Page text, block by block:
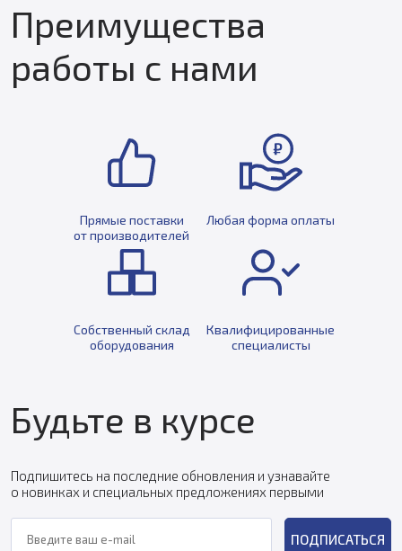
Преимущества
работы с нами
Прямые поставки
от производителей
Любая форма оплаты
Собственный склад
оборудования
Квалифицированные
специалисты
Будьте в курсе
Подпишитесь на последние обновления и узнавайте
о новинках и специальных предложениях первыми
ПОДПИСАТЬСЯ